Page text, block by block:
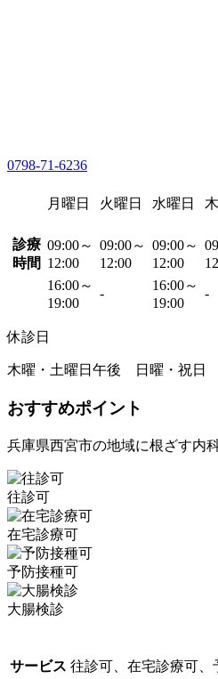
0798-71-6236
月曜日 火曜日 水曜日
診療
時間
09:00～
12:00
09:00～
12:00
09:00～
12:00
16:00～
19:00
-
16:00～
19:00
-
休診日
木曜・土曜日午後 日曜・祝日
おすすめポイント
兵庫県西宮市の地域に根ざす内
往診可
在宅診療可
予防接種可
大腸検診
サービス 往診可、在宅診療可、